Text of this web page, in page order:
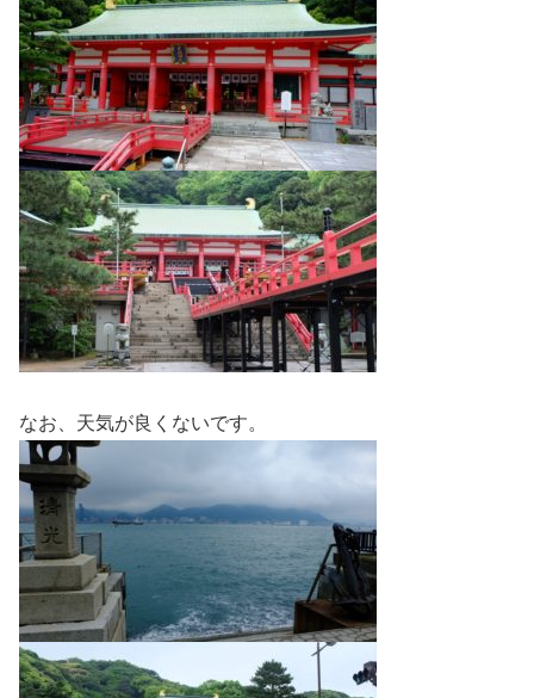
なお、天気が良くないです。